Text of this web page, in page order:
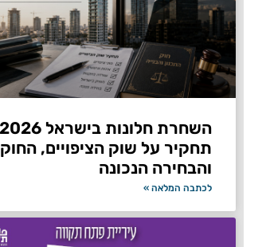
תחקיר על שוק הציפויים, החוק
והבחירה הנכונה
לכתבה המלאה »